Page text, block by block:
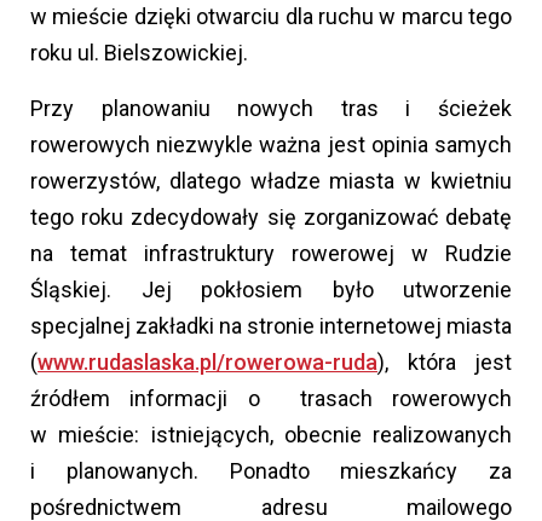
w mieście dzięki otwarciu dla ruchu w marcu tego
roku ul. Bielszowickiej.
Przy planowaniu nowych tras i ścieżek
rowerowych niezwykle ważna jest opinia samych
rowerzystów, dlatego władze miasta w kwietniu
tego roku zdecydowały się zorganizować debatę
na temat infrastruktury rowerowej w Rudzie
Śląskiej. Jej pokłosiem było utworzenie
specjalnej zakładki na stronie internetowej miasta
(www.rudaslaska.pl/rowerowa-ruda), która jest
źródłem informacji o trasach rowerowych
w mieście: istniejących, obecnie realizowanych
i planowanych. Ponadto mieszkańcy za
pośrednictwem adresu mailowego